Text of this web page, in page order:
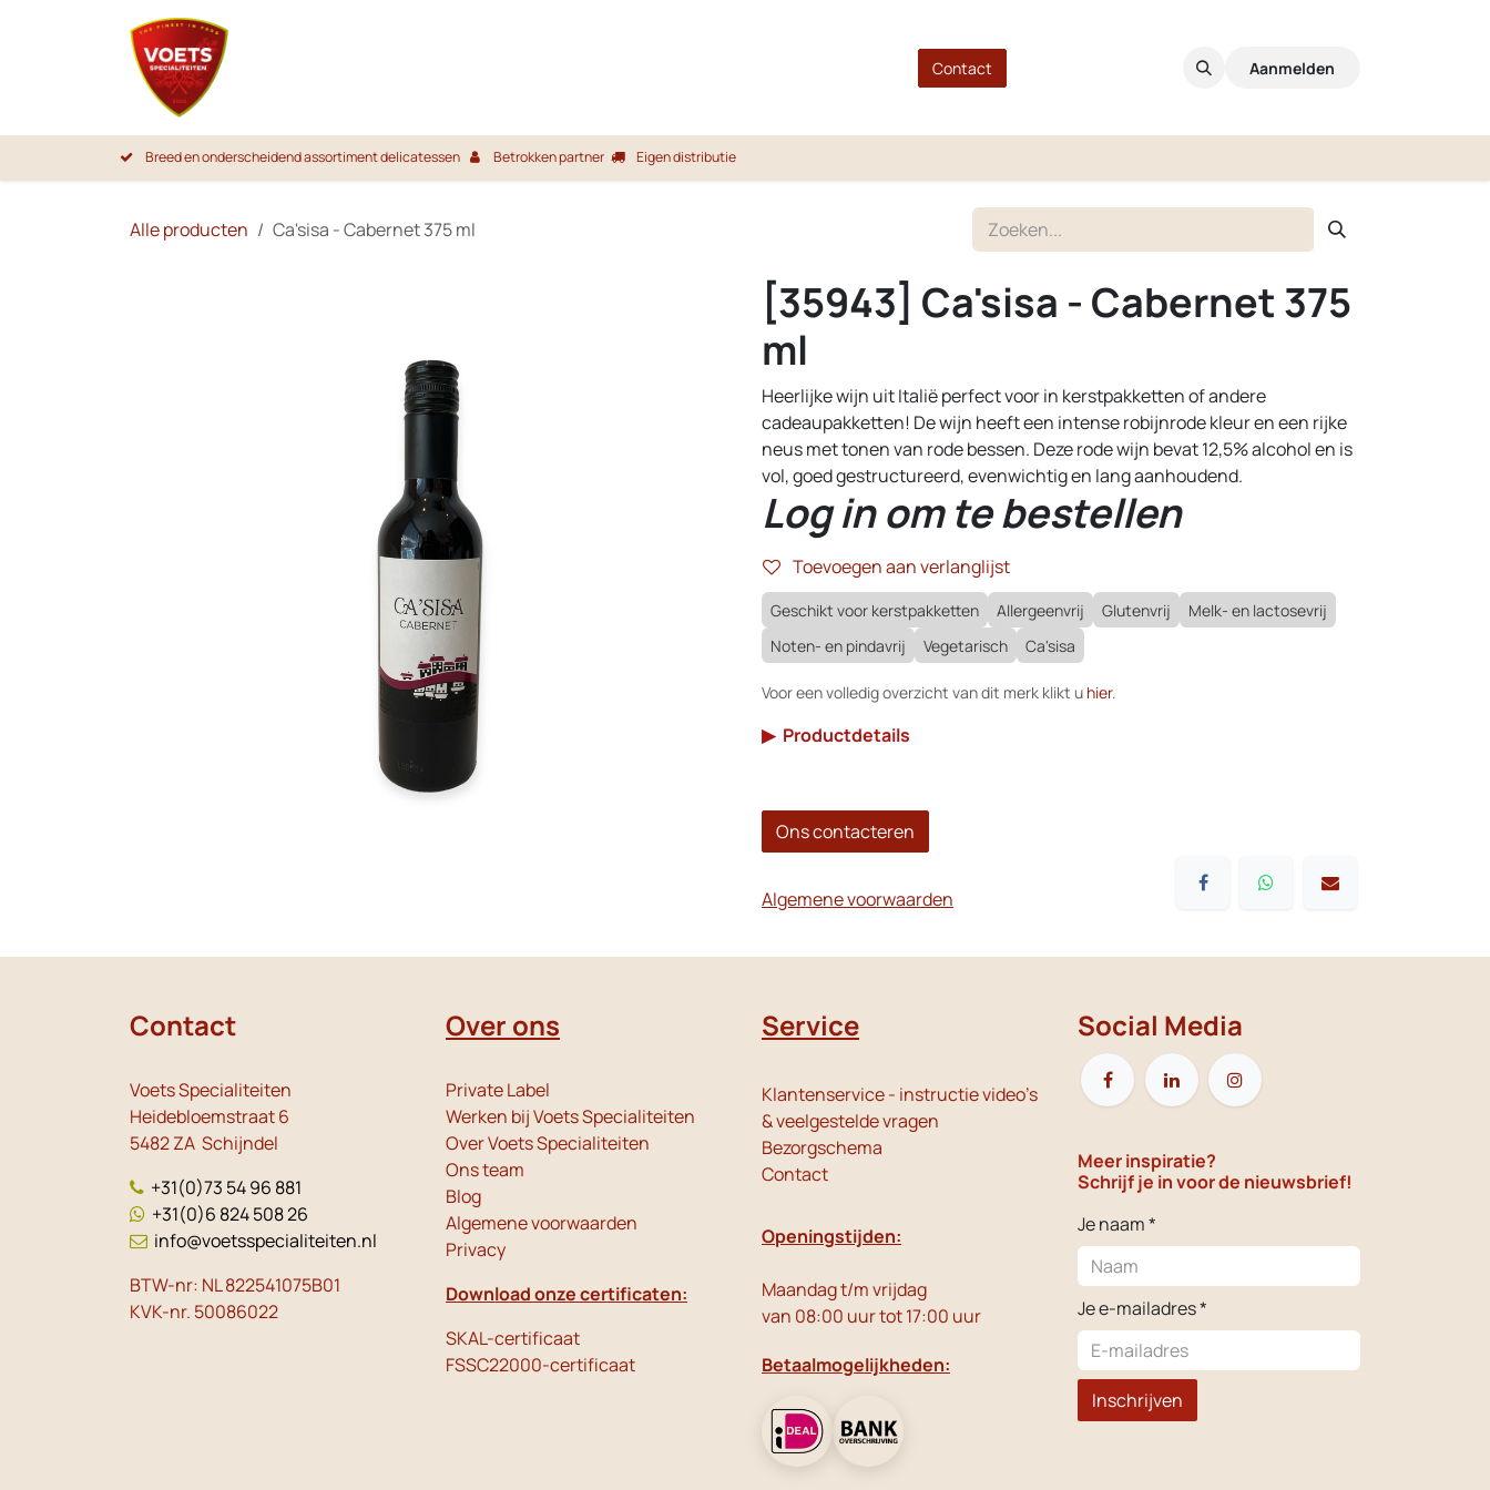
Overslaan naar inhoud
Contact Aanmelden
Breed en onderscheidend assortiment delicatessen Betrokken partner Eigen distributie
Alle producten Ca'sisa - Cabernet 375 ml
[35943] Ca'sisa - Cabernet 375
ml
Heerlijke wijn uit Italië perfect voor in kerstpakketten of andere
cadeaupakketten! De wijn heeft een intense robijnrode kleur en een rijke
neus met tonen van rode bessen. Deze rode wijn bevat 12,5% alcohol en is
vol, goed gestructureerd, evenwichtig en lang aanhoudend.
Log in om te bestellen
Toevoegen aan verlanglijst
Geschikt voor kerstpakketten Allergeenvrij Glutenvrij
Melk- en lactosevrij
Noten- en pindavrij
Vegetarisch Ca'sisa
Voor een volledig overzicht van dit merk klikt u hier.
▶ Productdetails
Ons contacteren
Algemene voorwaarden
Contact
Voets Specialiteiten
Heidebloemstraat 6
5482 ZA Schijndel
+31(0)73 54 96 881
+31(0)6 824 508 26
info@voetsspecialiteiten.nl
BTW-nr: NL 822541075B01
KVK-nr. 50086022
Over ons
Private Label
Werken bij Voets Specialiteiten
Over Voets Specialiteiten
Ons team
Blog
Algemene voorwaarden
Privacy
Download onze certificaten:
SKAL-certificaat
FSSC22000-certificaat
Service
Klantenservice - instructie video's
& veelgestelde vragen
Bezorgschema
Contact
Openingstijden:
Maandag t/m vrijdag
van 08:00 uur tot 17:00 uur
Betaalmogelijkheden:
Social Media
Meer inspiratie?
Schrijf je in voor de nieuwsbrief!
Je naam *
Je e-mailadres *
Inschrijven